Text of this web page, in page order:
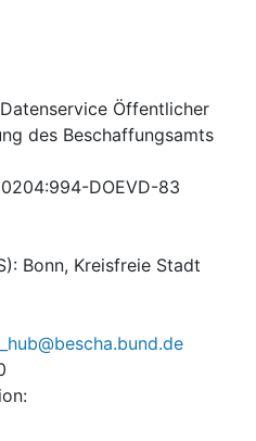
Datenservice Öffentlicher
des Beschaffungsamts
0204:994-DOEVD-83
: Bonn, Kreisfreie Stadt
: